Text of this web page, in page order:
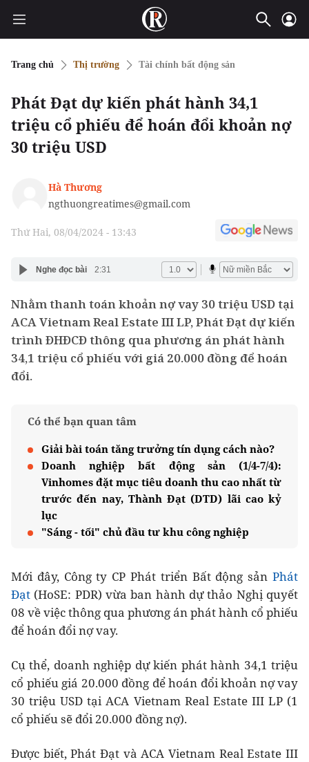
Trang chủ Thị trường Tài chính bất động sản
Phát Đạt dự kiến phát hành 34,1
triệu cổ phiếu để hoán đổi khoản nợ
30 triệu USD
Hà Thương
ngthuongreatimes@gmail.com
Thứ Hai, 08/04/2024 - 13:43
Nghe đọc bài 2:31
Nhằm thanh toán khoản nợ vay 30 triệu USD tại
ACA Vietnam Real Estate III LP, Phát Đạt dự kiến
trình ĐHĐCĐ thông qua phương án phát hành
34,1 triệu cổ phiếu với giá 20.000 đồng để hoán
đổi.
Có thể bạn quan tâm
Giải bài toán tăng trưởng tín dụng cách nào?
Doanh nghiệp bất động sản (1/4-7/4):
Vinhomes đặt mục tiêu doanh thu cao nhất từ
trước đến nay, Thành Đạt (DTD) lãi cao kỷ
lục
"Sáng - tối" chủ đầu tư khu công nghiệp
Mới đây, Công ty CP Phát triển Bất động sản Phát
Đạt (HoSE: PDR) vừa ban hành dự thảo Nghị quyết
08 về việc thông qua phương án phát hành cổ phiếu
để hoán đổi nợ vay.
Cụ thể, doanh nghiệp dự kiến phát hành 34,1 triệu
cổ phiếu giá 20.000 đồng để hoán đổi khoản nợ vay
30 triệu USD tại ACA Vietnam Real Estate III LP (1
cổ phiếu sẽ đổi 20.000 đồng nợ).
Được biết, Phát Đạt và ACA Vietnam Real Estate III